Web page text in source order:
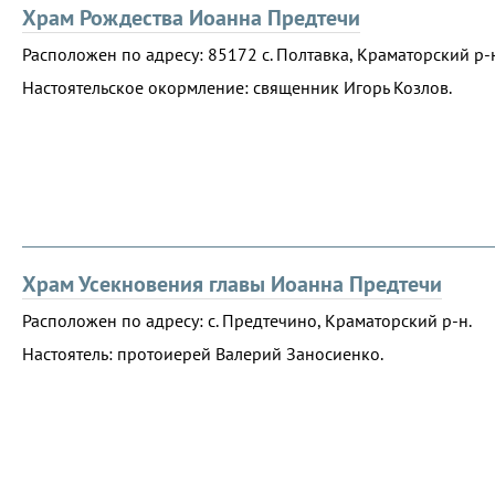
Храм Рождества Иоанна Предтечи
Расположен по адресу: 85172 с. Полтавка, Краматорский р-
Настоятельское окормление: священник Игорь Козлов.
Храм Усекновения главы Иоанна Предтечи
Расположен по адресу: с. Предтечино, Краматорский р-н.
Настоятель: протоиерей Валерий Заносиенко.